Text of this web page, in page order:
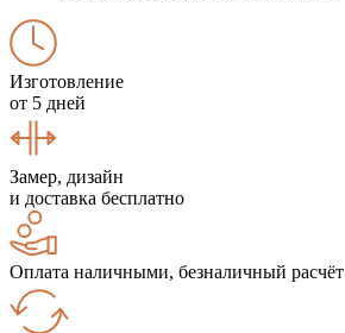
Изготовление
от 5 дней
Замер, дизайн
и доставка бесплатно
Оплата наличными, безналичный расчёт